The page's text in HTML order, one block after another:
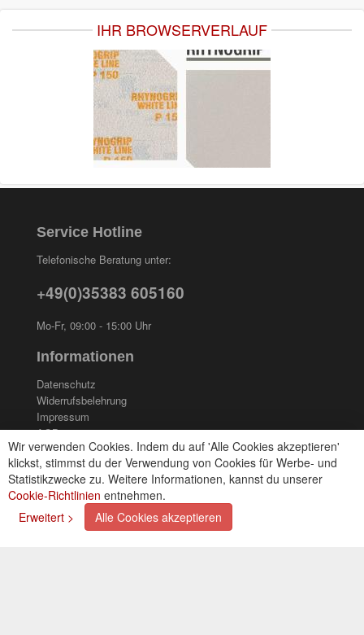
IHR BROWSERVERLAUF
Wir verwenden Cookies. Indem du auf 'Alle Cookies akzeptieren'
klickst, stimmst du der Verwendung von Cookies für Werbe- und
Statistikzwecke zu. Weitere Informationen, kannst du unserer
Cookie-Richtlinien entnehmen.
Erweitert >
Alle Cookies akzeptieren
Service Hotline
Telefonische Beratung unter:
+49(0)35383 605160
Mo-Fr, 09:00 - 15:00 Uhr
Informationen
Datenschutz
Widerrufsbelehrung
Impressum
AGB
Kontakt
Cookies einstellungen
Zahlungsarten